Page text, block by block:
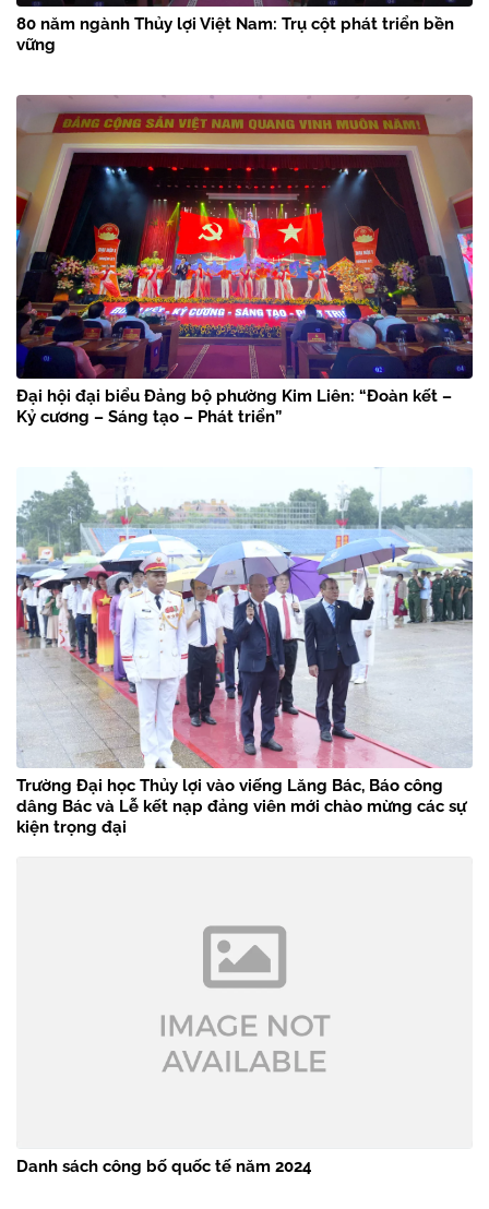
80 năm ngành Thủy lợi Việt Nam: Trụ cột phát triển bền
vững
Đại hội đại biểu Đảng bộ phường Kim Liên: “Đoàn kết –
Kỷ cương – Sáng tạo – Phát triển”
Trường Đại học Thủy lợi vào viếng Lăng Bác, Báo công
dâng Bác và Lễ kết nạp đảng viên mới chào mừng các sự
kiện trọng đại
Danh sách công bố quốc tế năm 2024